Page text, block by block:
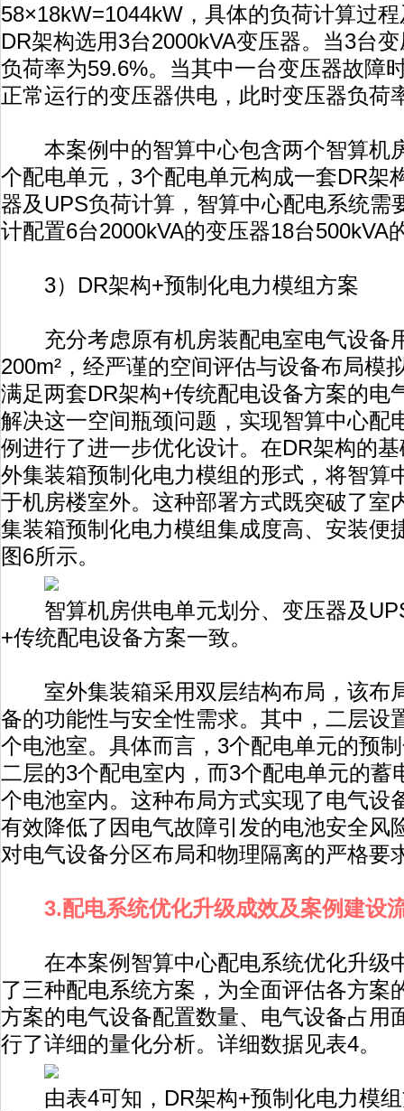
58×18kW=1044kW，具体的负荷计算过
DR架构选用3台2000kVA变压器。当3台
负荷率为59.6%。当其中一台变压器故障
正常运行的变压器供电，此时变压器负荷
本案例中的智算中心包含两个智算机
个配电单元，3个配电单元构成一套DR架
器及UPS负荷计算，智算中心配电系统需
计配置6台2000kVA的变压器18台500kVA
3）DR架构+预制化电力模组方案
充分考虑原有机房装配电室电气设备
200m²，经严谨的空间评估与设备布局模
满足两套DR架构+传统配电设备方案的电
解决这一空间瓶颈问题，实现智算中心配
例进行了进一步优化设计。在DR架构的
外集装箱预制化电力模组的形式，将智算
于机房楼室外。这种部署方式既突破了室
集装箱预制化电力模组集成度高、安装便
图6所示。
智算机房供电单元划分、变压器及
+传统配电设备方案一致。
室外集装箱采用双层结构布局，该布
备的功能性与安全性需求。其中，二层设
个电池室。具体而言，3个配电单元的预
二层的3个配电室内，而3个配电单元的蓄
个电池室内。这种布局方式实现了电气设
有效降低了因电气故障引发的电池安全风
对电气设备分区布局和物理隔离的严格要
3.配电系统优化升级成效及案例建设
在本案例智算中心配电系统优化升级
了三种配电系统方案，为全面评估各方案
方案的电气设备配置数量、电气设备占用
行了详细的量化分析。详细数据见表4。
由表4可知，DR架构+预制化电力模组